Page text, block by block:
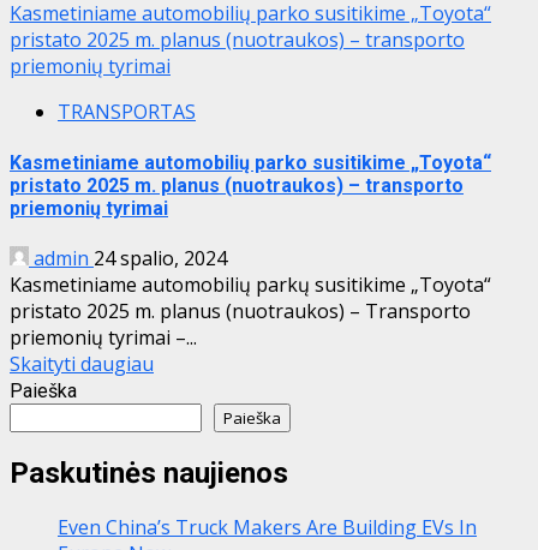
Kasmetiniame automobilių parko susitikime „Toyota“
pristato 2025 m. planus (nuotraukos) – transporto
priemonių tyrimai
TRANSPORTAS
Kasmetiniame automobilių parko susitikime „Toyota“
pristato 2025 m. planus (nuotraukos) – transporto
priemonių tyrimai
admin 24 spalio, 2024
Kasmetiniame automobilių parkų susitikime „Toyota“
pristato 2025 m. planus (nuotraukos) – Transporto
priemonių tyrimai –...
Skaityti daugiau
Paieška
Paieška
Paskutinės naujienos
Even China’s Truck Makers Are Building EVs In